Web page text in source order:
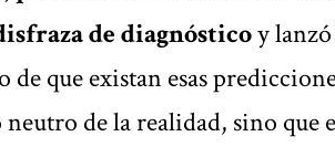
de diagnósticoy
de que existan esas
neutro de la realidad, sino